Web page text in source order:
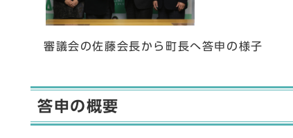
審議会の佐藤会長から町長へ答申の様子
答申の概要